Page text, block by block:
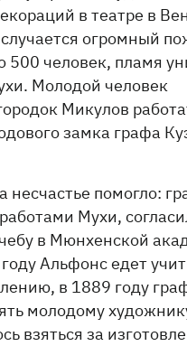
в театре в
огромный
500 человек, пламя
Молодой человек
Микулов
замка графа
несчастье помогло:
Мухи,
в Мюнхенской
Альфонс едет
в 1889 году
молодому
взяться за